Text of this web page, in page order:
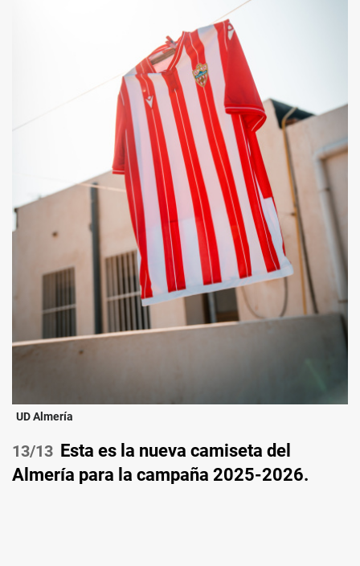
UD Almería
/13 Esta es la nueva camiseta del
Almería para la campaña 2025-2026.